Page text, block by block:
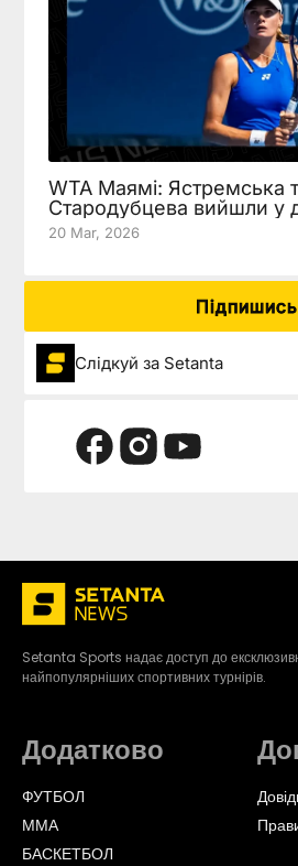
WTA Маямі: Ястремська
Стародубцева вийшли у
20 Mar, 2026
Підпишись
Слідкуй за Setanta
Setanta Sports надає доступ до
найпопулярніших спортивних турнірів.
Додатково
ФУТБОЛ
ММА
БАСКЕТБОЛ